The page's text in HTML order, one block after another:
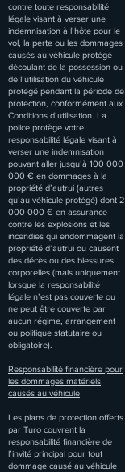
contre toute responsabilité
légale visant à verser une
indemnisation à l’hôte pour le
vol, la perte ou les dommages
causés au véhicule protégé
découlant de la possession ou
de l’utilisation du véhicule
protégé pendant la période de
protection, conformément aux
Conditions d’utilisation. La
police protège votre
responsabilité légale visant à
verser une indemnisation
pouvant aller jusqu’à 100 000
000 € en dommages à la
propriété d’autrui (autres
qu’au véhicule protégé) dont 2
000 000 € en assurance
contre les explosions et les
incendies qui endommagent la
propriété d’autrui ou causent
des décès ou des blessures
corporelles (mais uniquement
lorsque la responsabilité
légale n’est pas couverte ou
ne peut être couverte par
aucun régime, arrangement
ou politique statutaire ou
obligatoire).
Responsabilité financière pour
les dommages matériels
causés au véhicule
Les plans de protection offerts
par Turo couvrent la
responsabilité financière de
l’invité principal pour tout
dommage causé au véhicule